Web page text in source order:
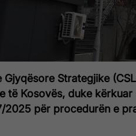
Gjyqësore Strategjike
të Kosovës, duke
2025 për procedurën e